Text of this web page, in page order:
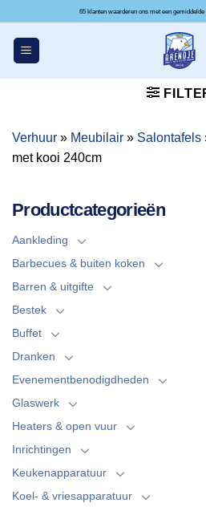
inhoud
65 klanten waarderen
Verhuur » Meubilair » Salontafels
met kooi 240cm
Productcategorieën
Aankleding
Barbecues & buiten koken
Barren & uitgifte
Bestek
Buffet
Dranken
Evenementbenodigdheden
Glaswerk
Heaters & open vuur
Inrichtingen
Keukenapparatuur
Koel- & vriesapparatuur